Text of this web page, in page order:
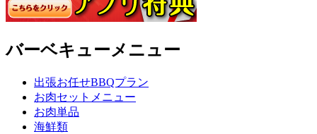
バーベキューメニュー
出張お任せBBQプラン
お肉セットメニュー
お肉単品
海鮮類